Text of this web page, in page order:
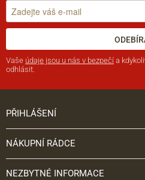
Vaše údaje jsou u nás v bezpečí a
odhlásit.
PŘIHLÁŠENÍ
NÁKUPNÍ RÁDCE
NEZBYTNÉ INFORMACE